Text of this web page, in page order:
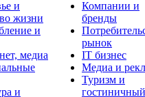
и
жизни
и
медиа
и
Компании и
бренды
рынок
IT бизнес
Медиа и
Туризм и
гостиничный